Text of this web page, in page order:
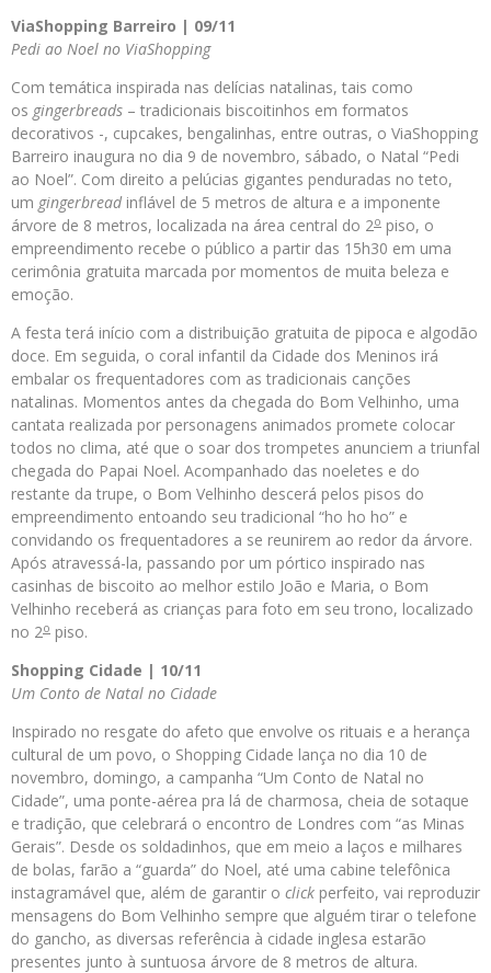
ViaShopping Barreiro | 09/11
Pedi ao Noel no ViaShopping
Com temática inspirada nas delícias natalinas, tais como
os gingerbreads – tradicionais biscoitinhos em formatos
decorativos -, cupcakes, bengalinhas, entre outras, o ViaShopping
Barreiro inaugura no dia 9 de novembro, sábado, o Natal “Pedi
ao Noel”. Com direito a pelúcias gigantes penduradas no teto,
um gingerbreadinflável de 5 metros de altura e a imponente
árvore de 8 metros, localizada na área central do 2o piso, o
empreendimento recebe o público a partir das 15h30 em uma
cerimônia gratuita marcada por momentos de muita beleza e
emoção.
A festa terá início com a distribuição gratuita de pipoca e algodão
doce. Em seguida, o coral infantil da Cidade dos Meninos irá
embalar os frequentadores com as tradicionais canções
natalinas. Momentos antes da chegada do Bom Velhinho, uma
cantata realizada por personagens animados promete colocar
todos no clima, até que o soar dos trompetes anunciem a triunfal
chegada do Papai Noel. Acompanhado das noeletes e do
restante da trupe, o Bom Velhinho descerá pelos pisos do
empreendimento entoando seu tradicional “ho ho ho” e
convidando os frequentadores a se reunirem ao redor da árvore.
Após atravessá-la, passando por um pórtico inspirado nas
casinhas de biscoito ao melhor estilo João e Maria, o Bom
Velhinho receberá as crianças para foto em seu trono, localizado
no 2o piso.
Shopping Cidade | 10/11
Um Conto de Natal no Cidade
Inspirado no resgate do afeto que envolve os rituais e a herança
cultural de um povo, o Shopping Cidade lança no dia 10 de
novembro, domingo, a campanha “Um Conto de Natal no
Cidade”, uma ponte-aérea pra lá de charmosa, cheia de sotaque
e tradição, que celebrará o encontro de Londres com “as Minas
Gerais”. Desde os soldadinhos, que em meio a laços e milhares
de bolas, farão a “guarda” do Noel, até uma cabine telefônica
instagramável que, além de garantir o click perfeito, vai reproduzir
mensagens do Bom Velhinho sempre que alguém tirar o telefone
do gancho, as diversas referência à cidade inglesa estarão
presentes junto à suntuosa árvore de 8 metros de altura.